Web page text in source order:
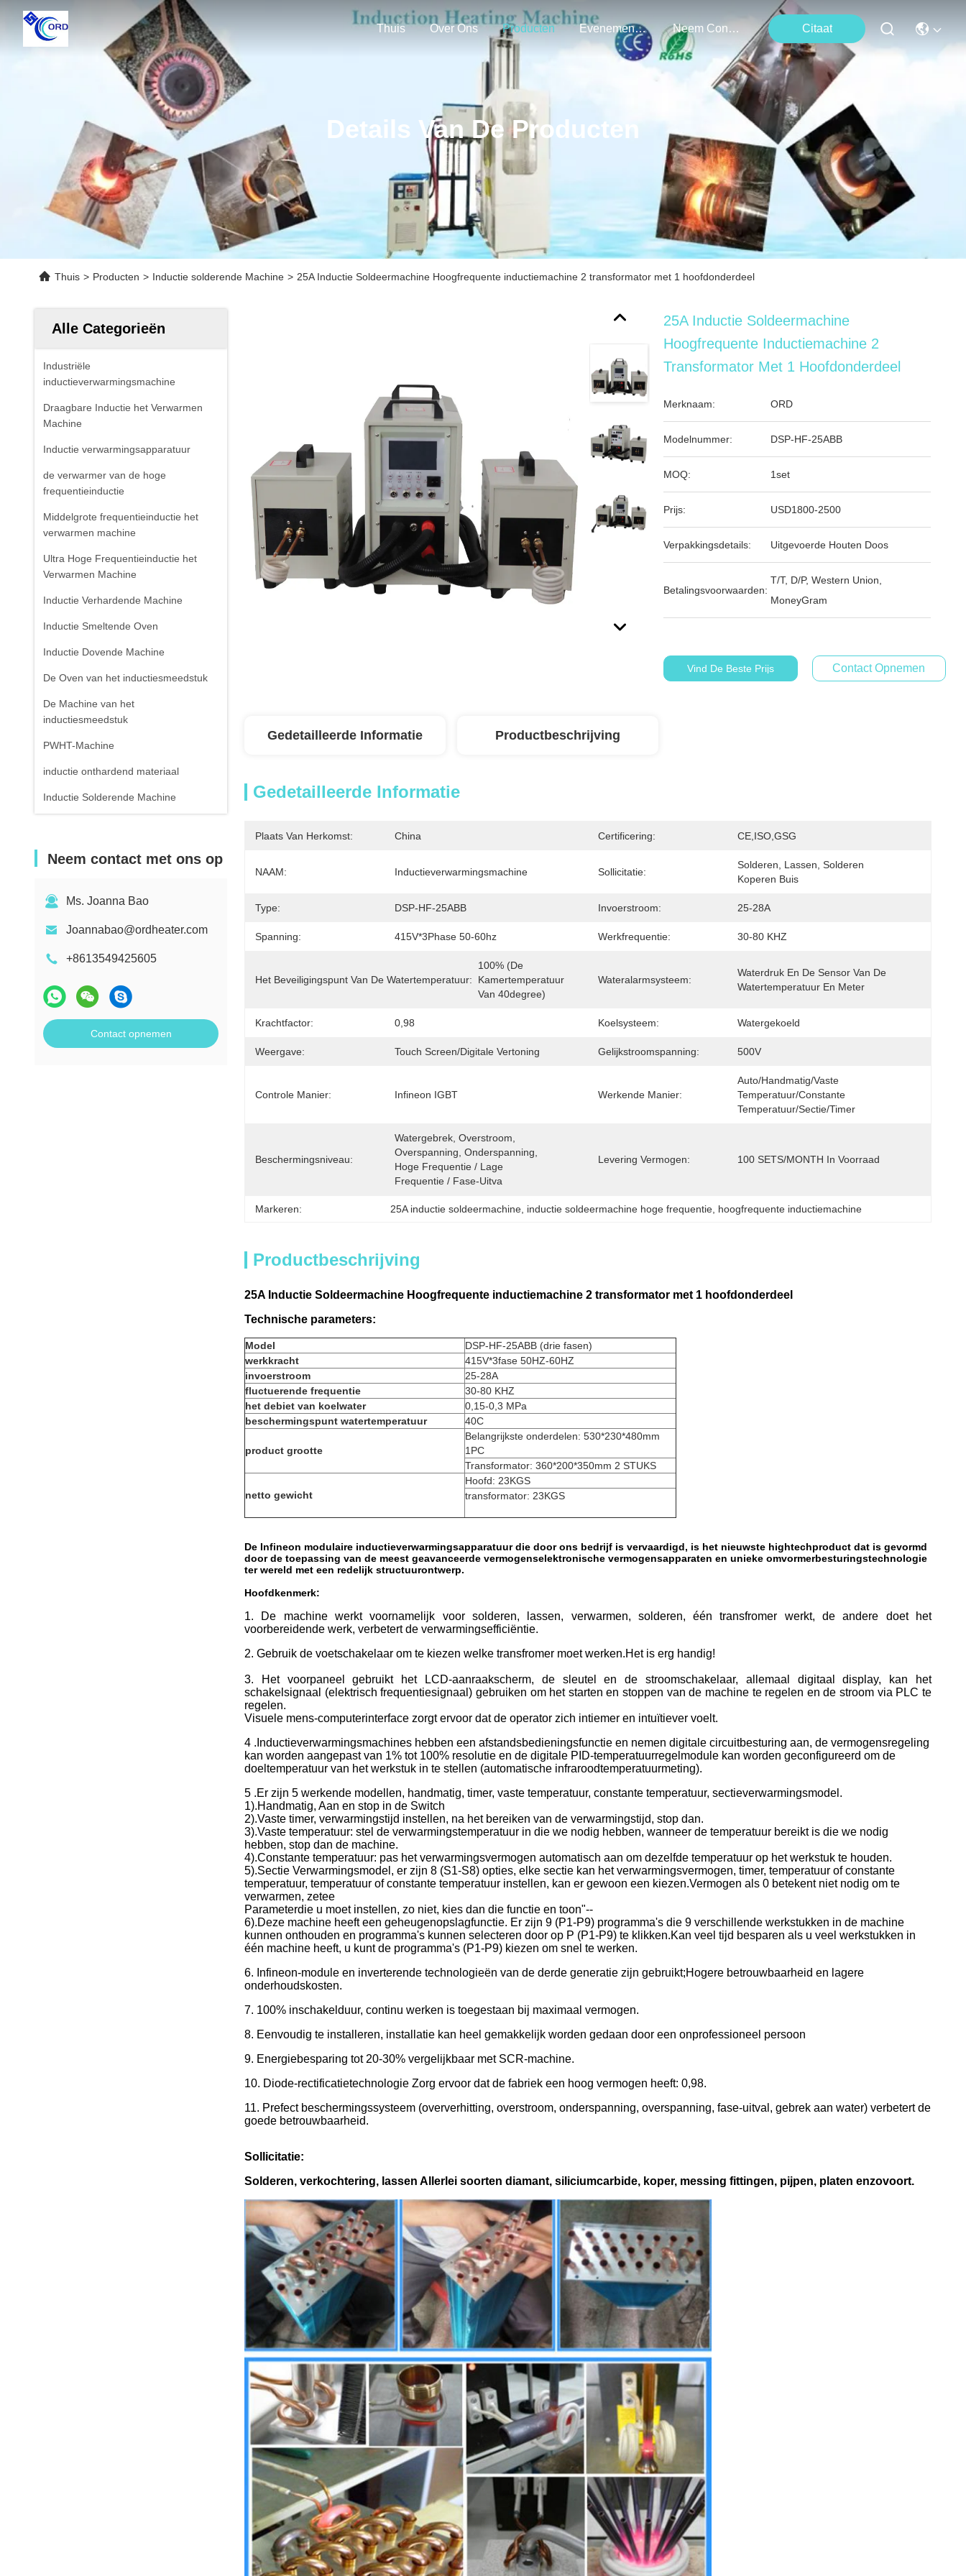
Thuis Over Ons Producten Evenementen Neem Contact Met Ons Op Citaat
Details Van De Producten
Thuis > Producten > Inductie solderende Machine > 25A Inductie Soldeermachine Hoogfrequente inductiemachine 2 transformator met 1 hoofdonderdeel
Alle Categorieën
Industriële
inductieverwarmingsmachine
Draagbare Inductie het Verwarmen
Machine
Inductie verwarmingsapparatuur
de verwarmer van de hoge
frequentieinductie
Middelgrote frequentieinductie het
verwarmen machine
Ultra Hoge Frequentieinductie het
Verwarmen Machine
Inductie Verhardende Machine
Inductie Smeltende Oven
Inductie Dovende Machine
De Oven van het inductiesmeedstuk
De Machine van het
inductiesmeedstuk
PWHT-Machine
inductie onthardend materiaal
Inductie Solderende Machine
inductiewarmtebehandeling
Neem contact met ons op
Ms. Joanna Bao
Joannabao@ordheater.com
+8613549425605
Contact opnemen
25A Inductie Soldeermachine
Hoogfrequente Inductiemachine 2
Transformator Met 1 Hoofdonderdeel
Merknaam: ORD
Modelnummer: DSP-HF-25ABB
MOQ: 1set
Prijs: USD1800-2500
Verpakkingsdetails: Uitgevoerde Houten Doos
Betalingsvoorwaarden:
T/T, D/P, Western Union,
MoneyGram
Vind De Beste Prijs Contact Opnemen
Gedetailleerde Informatie Productbeschrijving
Gedetailleerde Informatie
Plaats Van Herkomst: China Certificering: CE,ISO,GSG
NAAM: Inductieverwarmingsmachine Sollicitatie:
Solderen, Lassen, Solderen
Koperen Buis
Type: DSP-HF-25ABB Invoerstroom: 25-28A
Spanning: 415V*3Phase 50-60hz Werkfrequentie: 30-80 KHZ
Het Beveiligingspunt Van De Watertemperatuur:
100% (de
Kamertemperatuur
Van 40degree)
Wateralarmsysteem:
Waterdruk En De Sensor Van De
Watertemperatuur En Meter
Krachtfactor: 0,98 Koelsysteem: Watergekoeld
Weergave: Touch Screen/Digitale Vertoning Gelijkstroomspanning: 500V
Controle Manier: Infineon IGBT Werkende Manier:
Auto/handmatig/vaste
Temperatuur/constante
Temperatuur/sectie/timer
Beschermingsniveau:
Watergebrek, Overstroom,
Overspanning, Onderspanning,
Hoge Frequentie / Lage
Frequentie / Fase-Uitva
Levering Vermogen: 100 SETS/MONTH In Voorraad
Markeren: 25A inductie soldeermachine inductie soldeermachine hoge frequentie hoogfrequente inductiemachine
Productbeschrijving
25A Inductie Soldeermachine Hoogfrequente inductiemachine 2 transformator met 1 hoofdonderdeel
Technische parameters:
Model
DSP-HF-25ABB (drie fasen)
werkkracht
415V*3fase 50HZ-60HZ
invoerstroom
25-28A
fluctuerende frequentie
30-80 KHZ
het debiet van koelwater
0,15-0,3 MPa
beschermingspunt watertemperatuur
40C
product grootte
Belangrijkste onderdelen: 530*230*480mm
1PC
Transformator: 360*200*350mm 2 STUKS
netto gewicht
Hoofd: 23KGS
transformator: 23KGS
De Infineon modulaire inductieverwarmingsapparatuur die door ons bedrijf is vervaardigd, is het nieuwste hightechproduct dat is gevormd
door de toepassing van de meest geavanceerde vermogenselektronische vermogensapparaten en unieke omvormerbesturingstechnologie
ter wereld met een redelijk structuurontwerp.
Hoofdkenmerk:
1. De machine werkt voornamelijk voor solderen, lassen, verwarmen, solderen, één transfromer werkt, de andere doet het
voorbereidende werk, verbetert de verwarmingsefficiëntie.
2. Gebruik de voetschakelaar om te kiezen welke transfromer moet werken.Het is erg handig!
3. Het voorpaneel gebruikt het LCD-aanraakscherm, de sleutel en de stroomschakelaar, allemaal digitaal display, kan het
schakelsignaal (elektrisch frequentiesignaal) gebruiken om het starten en stoppen van de machine te regelen en de stroom via PLC te
regelen.
Visuele mens-computerinterface zorgt ervoor dat de operator zich intiemer en intuïtiever voelt.
4 .Inductieverwarmingsmachines hebben een afstandsbedieningsfunctie en nemen digitale circuitbesturing aan, de vermogensregeling
kan worden aangepast van 1% tot 100% resolutie en de digitale PID-temperatuurregelmodule kan worden geconfigureerd om de
doeltemperatuur van het werkstuk in te stellen (automatische infraroodtemperatuurmeting).
5 .Er zijn 5 werkende modellen, handmatig, timer, vaste temperatuur, constante temperatuur, sectieverwarmingsmodel.
1).Handmatig, Aan en stop in de Switch
2).Vaste timer, verwarmingstijd instellen, na het bereiken van de verwarmingstijd, stop dan.
3).Vaste temperatuur: stel de verwarmingstemperatuur in die we nodig hebben, wanneer de temperatuur bereikt is die we nodig
hebben, stop dan de machine.
4).Constante temperatuur: pas het verwarmingsvermogen automatisch aan om dezelfde temperatuur op het werkstuk te houden.
5).Sectie Verwarmingsmodel, er zijn 8 (S1-S8) opties, elke sectie kan het verwarmingsvermogen, timer, temperatuur of constante
temperatuur, temperatuur of constante temperatuur instellen, kan er gewoon een kiezen.Vermogen als 0 betekent niet nodig om te
verwarmen, zetee
Parameterdie u moet instellen, zo niet, kies dan die functie en toon"--
6).Deze machine heeft een geheugenopslagfunctie. Er zijn 9 (P1-P9) programma's die 9 verschillende werkstukken in de machine
kunnen onthouden en programma's kunnen selecteren door op P (P1-P9) te klikken.Kan veel tijd besparen als u veel werkstukken in
één machine heeft, u kunt de programma's (P1-P9) kiezen om snel te werken.
6. Infineon-module en inverterende technologieën van de derde generatie zijn gebruikt;Hogere betrouwbaarheid en lagere
onderhoudskosten.
7. 100% inschakelduur, continu werken is toegestaan ​​bij maximaal vermogen.
8. Eenvoudig te installeren, installatie kan heel gemakkelijk worden gedaan door een onprofessioneel persoon
9. Energiebesparing tot 20-30% vergelijkbaar met SCR-machine.
10. Diode-rectificatietechnologie Zorg ervoor dat de fabriek een hoog vermogen heeft: 0,98.
11. Prefect beschermingssysteem (oververhitting, overstroom, onderspanning, overspanning, fase-uitval, gebrek aan water) verbetert de
goede betrouwbaarheid.
Sollicitatie:
Solderen, verkochtering, lassen Allerlei soorten diamant, siliciumcarbide, koper, messing fittingen, pijpen, platen enzovoort.